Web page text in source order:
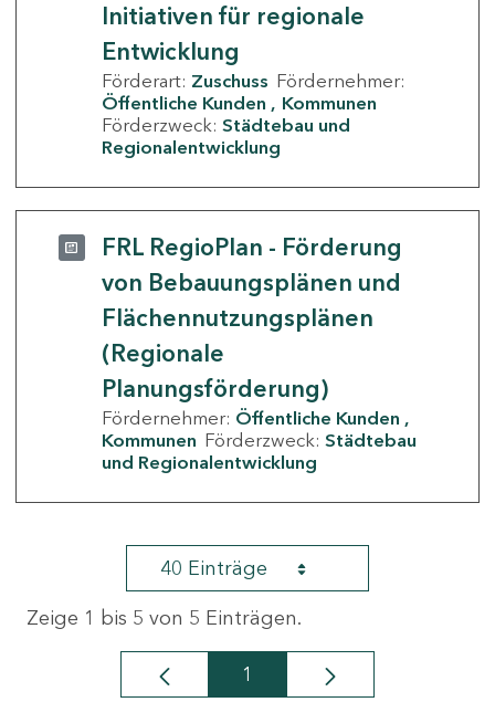
Initiativen für regionale
Entwicklung
Förderart: Zuschuss Fördernehmer:
Öffentliche Kunden
Kommunen
Förderzweck: Städtebau und
Regionalentwicklung
FRL RegioPlan - Förderung
von Bebauungsplänen und
Flächennutzungsplänen
(Regionale
Planungsförderung)
Fördernehmer: Öffentliche Kunden
Kommunen Förderzweck: Städtebau
und Regionalentwicklung
40 Einträge
Zeige 1 bis 5 von 5 Einträgen.
Seite
1